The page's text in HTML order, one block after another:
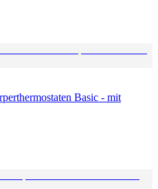
Basic - mit